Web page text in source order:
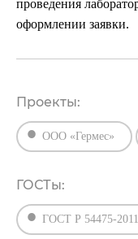
Проекты:
ООО «Гермес»
ГОСТы:
ГОСТ Р 54475-2011
проведения
оформлении заявки.